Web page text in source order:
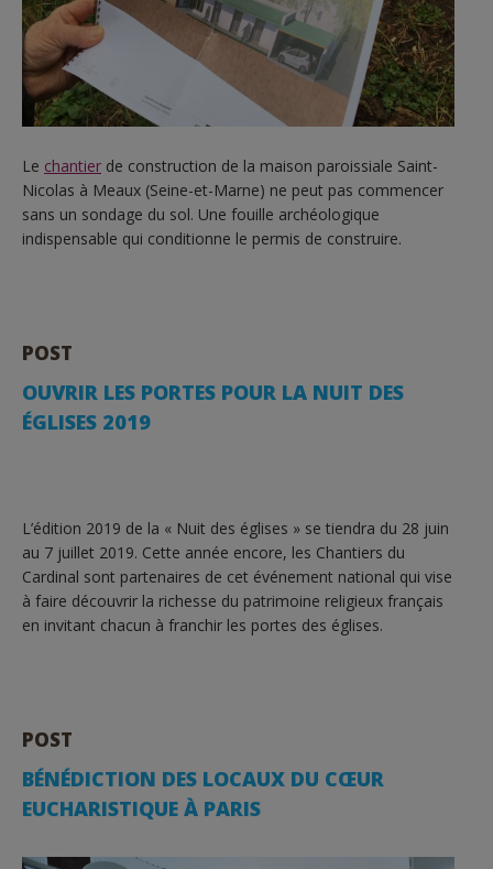
Le chantier de construction de la maison paroissiale Saint-
Nicolas à Meaux (Seine-et-Marne) ne peut pas commencer
sans un sondage du sol. Une fouille archéologique
indispensable qui conditionne le permis de construire.
POST
OUVRIR LES PORTES POUR LA NUIT DES
ÉGLISES 2019
L’édition 2019 de la « Nuit des églises » se tiendra du 28 juin
au 7 juillet 2019. Cette année encore, les Chantiers du
Cardinal sont partenaires de cet événement national qui vise
à faire découvrir la richesse du patrimoine religieux français
en invitant chacun à franchir les portes des églises.
POST
BÉNÉDICTION DES LOCAUX DU CŒUR
EUCHARISTIQUE À PARIS